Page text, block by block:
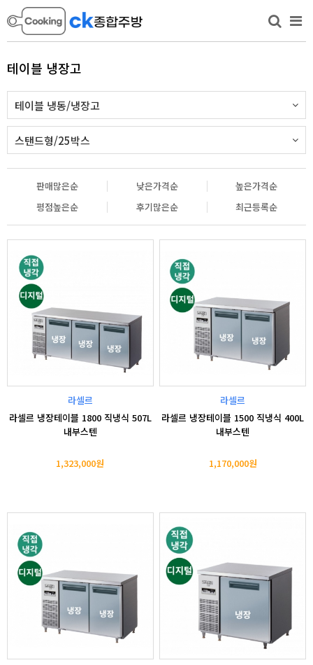
테이블 냉장고
테이블 냉동/냉장고
스탠드형/25박스
판매많은순 낮은가격순
높은가격순
평점높은순
후기많은순 최근등록순
라셀르
라셀르 냉장테이블 1800 직냉식 507L
내부스텐
1,323,000원
라셀르
라셀르 냉장테이블 1500 직냉식 400L
내부스텐
1,170,000원